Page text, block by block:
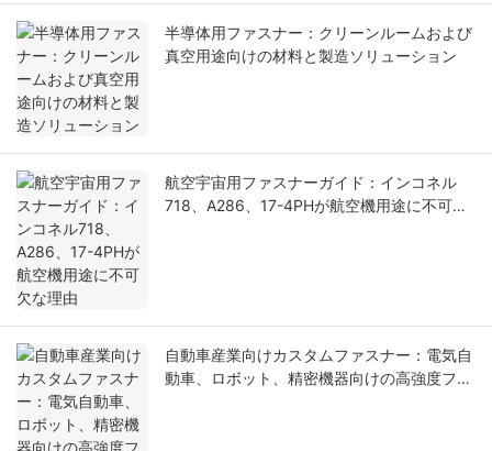
半導体用ファスナー：クリーンルームおよび
真空用途向けの材料と製造ソリューション
航空宇宙用ファスナーガイド：インコネル
718、A286、17-4PHが航空機用途に不可欠
自動車産業向けカスタムファスナー：電気自
動車、ロボット、精密機器向けの高強度ファ